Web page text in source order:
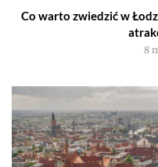
Co warto zwiedzić w
8